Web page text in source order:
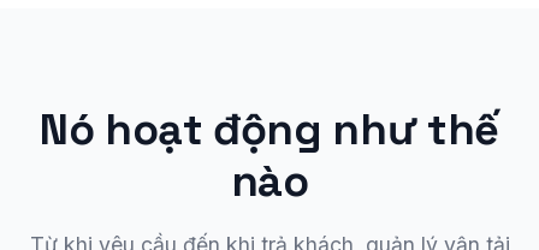
Nó hoạt động như thế
nào